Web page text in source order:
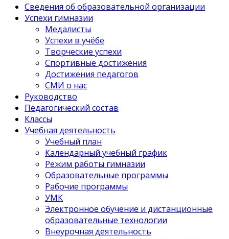
Сведения об образовательной организации
Успехи гимназии
Медалисты
Успехи в учёбе
Творческие успехи
Спортивные достижения
Достижения педагогов
СМИ о нас
Руководство
Педагогический состав
Классы
Учебная деятельность
Учебный план
Календарный учебный график
Режим работы гимназии
Образовательные программы
Рабочие программы
УМК
Электронное обучение и дистанционные
образовательные технологии
Внеурочная деятельность